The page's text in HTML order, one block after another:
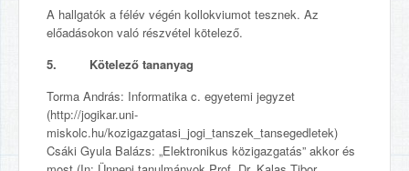
A hallgatók a félév végén kollokviumot tesznek. Az
előadásokon való részvétel kötelező.
5. Kötelező tananyag
Torma András: Informatika c. egyetemi jegyzet
(http://jogikar.uni-
miskolc.hu/kozigazgatasi_jogi_tanszek_tansegedletek)
Csáki Gyula Balázs: „Elektronikus közigazgatás” akkor és